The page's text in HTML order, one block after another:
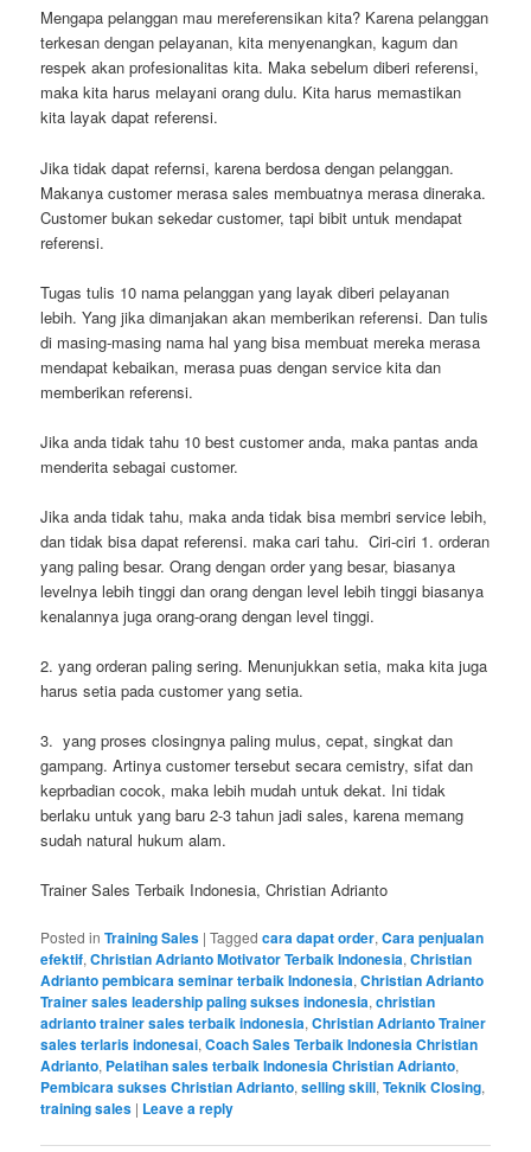
Mengapa pelanggan mau mereferensikan kita? Karena pelanggan
terkesan dengan pelayanan, kita menyenangkan, kagum dan
respek akan profesionalitas kita. Maka sebelum diberi referensi,
maka kita harus melayani orang dulu. Kita harus memastikan
kita layak dapat referensi.
Jika tidak dapat refernsi, karena berdosa dengan pelanggan.
Makanya customer merasa sales membuatnya merasa dineraka.
Customer bukan sekedar customer, tapi bibit untuk mendapat
referensi.
Tugas tulis 10 nama pelanggan yang layak diberi pelayanan
lebih. Yang jika dimanjakan akan memberikan referensi. Dan tulis
di masing-masing nama hal yang bisa membuat mereka merasa
mendapat kebaikan, merasa puas dengan service kita dan
memberikan referensi.
Jika anda tidak tahu 10 best customer anda, maka pantas anda
menderita sebagai customer.
Jika anda tidak tahu, maka anda tidak bisa membri service lebih,
dan tidak bisa dapat referensi. maka cari tahu. Ciri-ciri 1. orderan
yang paling besar. Orang dengan order yang besar, biasanya
levelnya lebih tinggi dan orang dengan level lebih tinggi biasanya
kenalannya juga orang-orang dengan level tinggi.
2. yang orderan paling sering. Menunjukkan setia, maka kita juga
harus setia pada customer yang setia.
3. yang proses closingnya paling mulus, cepat, singkat dan
gampang. Artinya customer tersebut secara cemistry, sifat dan
keprbadian cocok, maka lebih mudah untuk dekat. Ini tidak
berlaku untuk yang baru 2-3 tahun jadi sales, karena memang
sudah natural hukum alam.
Trainer Sales Terbaik Indonesia, Christian Adrianto
Posted in Training Sales |Tagged cara dapat order,Cara penjualan
efektif,Christian Adrianto Motivator Terbaik Indonesia,Christian
Adrianto pembicara seminar terbaik Indonesia,Christian Adrianto
Trainer sales leadership paling sukses indonesia,christian
adrianto trainer sales terbaik indonesia,Christian Adrianto Trainer
sales terlaris indonesai,Coach Sales Terbaik Indonesia Christian
Adrianto, Pelatihan sales terbaik Indonesia Christian Adrianto,
Pembicara sukses Christian Adrianto,selling skill,Teknik Closing,
training sales | Leave a reply